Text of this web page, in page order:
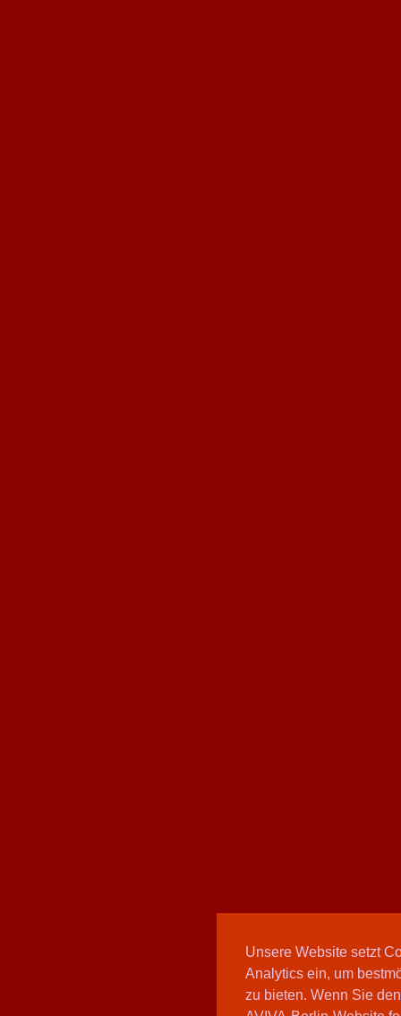
Unsere Website setzt
Analytics ein, um
zu bieten. Wenn Sie